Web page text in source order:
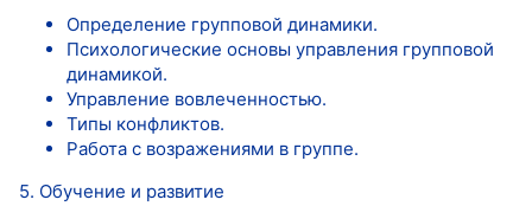
Определение групповой динамики.
Психологические основы управления групповой
динамикой.
Управление вовлеченностью.
Типы конфликтов.
Работа с возражениями в группе.
5. Обучение и развитие